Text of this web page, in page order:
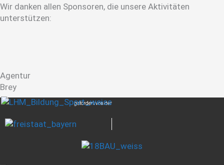
Wir danken allen Sponsoren, die unsere Aktivitäten
unterstützen:
Agentur
Brey
gefördert von der